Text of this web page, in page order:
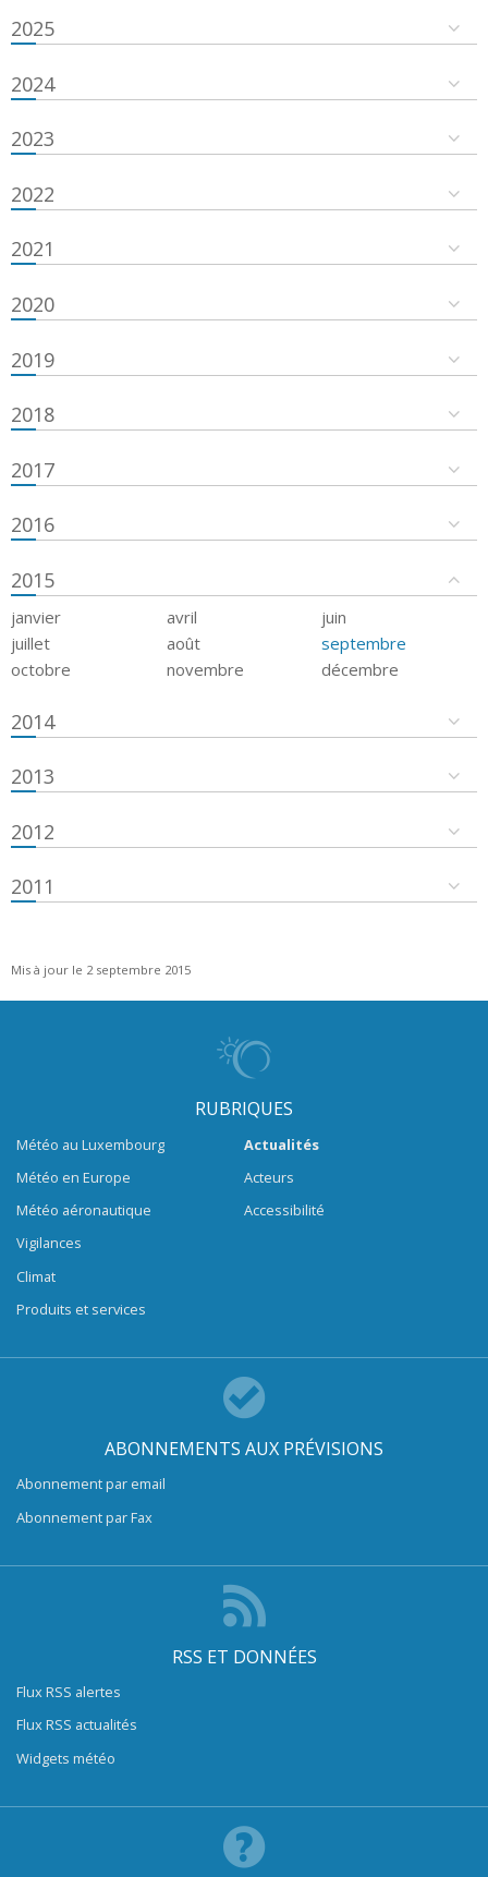
2025
2024
2023
2022
2021
2020
2019
2018
2017
2016
2015
janvier avril
juin
juillet
août
septembre
octobre
novembre décembre
2014
2013
2012
2011
Mis à jour le 2 septembre 2015
RUBRIQUES
Météo au Luxembourg
Météo en Europe
Météo aéronautique
Vigilances
Climat
Produits et services
Actualités
Acteurs
Accessibilité
ABONNEMENTS AUX PRÉVISIONS
Abonnement par email
Abonnement par Fax
RSS ET DONNÉES
Flux RSS alertes
Flux RSS actualités
Widgets météo